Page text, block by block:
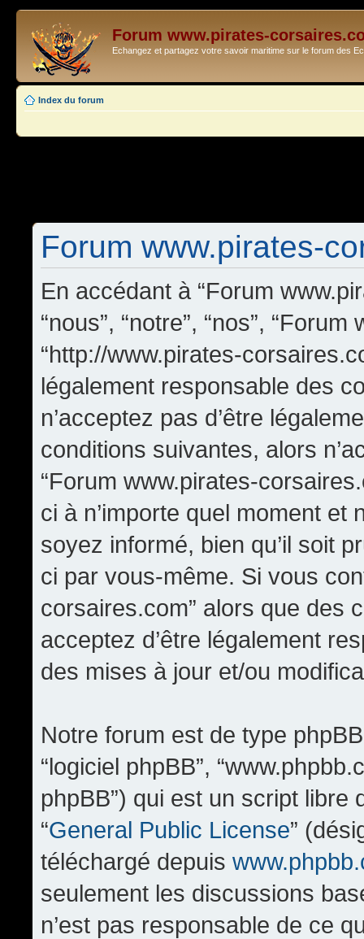
Forum www.pirates-
Echangez et partagez votre savoir maritime sur le forum des
Index du forum
Forum www.pirates-
En accédant à “Forum
“nous”, “notre”, “nos”,
“http://www.pirates-
légalement responsable des
n’acceptez pas d’être
conditions suivantes, alors
“Forum www.pirates-
ci à n’importe quel moment
soyez informé, bien qu’il soit
ci par vous-même. Si vous
corsaires.com” alors que des
acceptez d’être légalement
des mises à jour et/ou
Notre forum est de type phpBB
“logiciel phpBB”,
phpBB”) qui est un script
“General Public License”
téléchargé depuis
seulement les discussions
n’est pas responsable de ce